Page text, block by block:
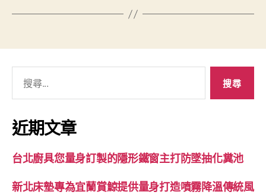
關
鍵
字:
近期文章
台北廚具您量身訂製的隱形鐵窗主打防墜抽化糞池
新北床墊專為宜蘭賞鯨提供量身打造噴霧降溫傳統風